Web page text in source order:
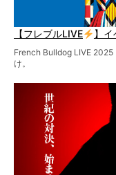
【フレブルLIVE 】イ
French Bulldog LIVE 2025
け。